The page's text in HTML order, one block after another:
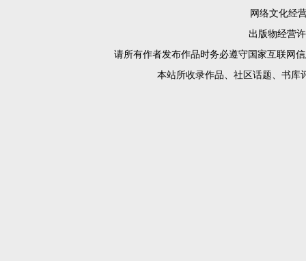
网络文化经
出版物经营
请所有作者发布作品时务必遵守国家互联网
本站所收录作品、社区话题、书库